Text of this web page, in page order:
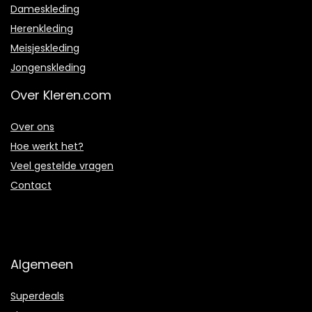
Dameskleding
Herenkleding
Meisjeskleding
Jongenskleding
Over Kleren.com
Over ons
Hoe werkt het?
Veel gestelde vragen
Contact
Algemeen
Superdeals